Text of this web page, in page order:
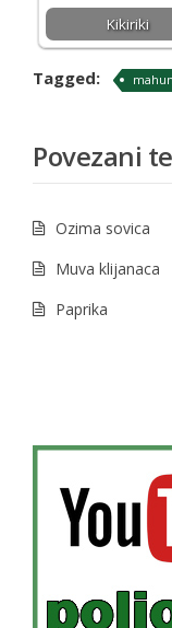
Kikiriki
Tagged:
Povezani
Ozima sovica
Muva klijanaca
Paprika